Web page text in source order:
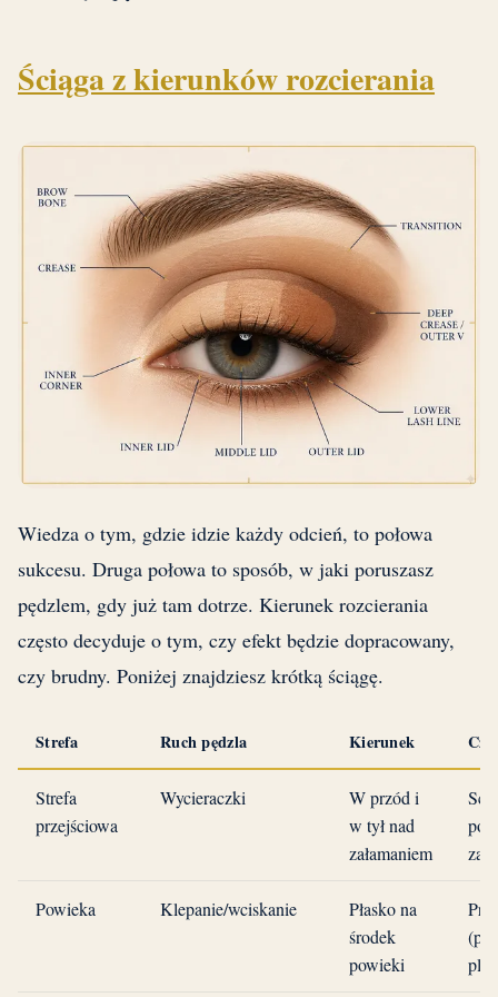
Ściąga z kierunków rozcierania
Wiedza o tym, gdzie idzie każdy odcień, to połowa
sukcesu. Druga połowa to sposób, w jaki poruszasz
pędzlem, gdy już tam dotrze. Kierunek rozcierania
często decyduje o tym, czy efekt będzie dopracowany,
czy brudny. Poniżej znajdziesz krótką ściągę.
Strefa Ruch pędzla Kierunek
Strefa
przejściowa
Wycieraczki
W przód i
w tył nad
załamaniem
Powieka Klepanie/wciskanie
Płasko na
środek
powieki